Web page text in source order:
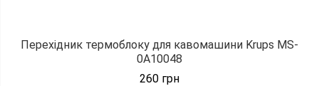
Перехідник термоблоку для кавомашини Krups MS-
0A10048
260 грн